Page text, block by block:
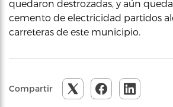
quedaron destrozadas, y aún
cemento de electricidad partidos
carreteras de este municipio.
Compartir